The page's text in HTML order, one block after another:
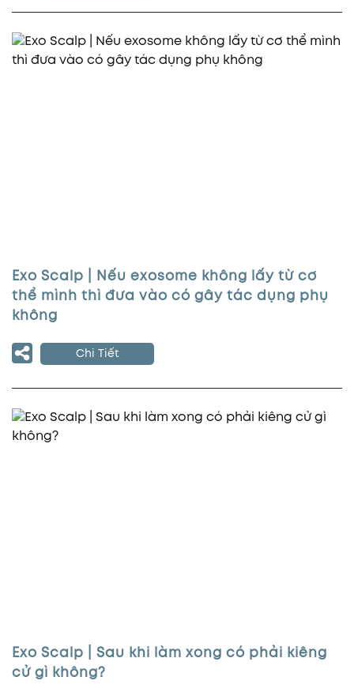
Exo Scalp | Nếu exosome không lấy từ cơ
thể mình thì đưa vào có gây tác dụng phụ
không
Chi Tiết
Exo Scalp | Sau khi làm xong có phải kiêng
cử gì không?